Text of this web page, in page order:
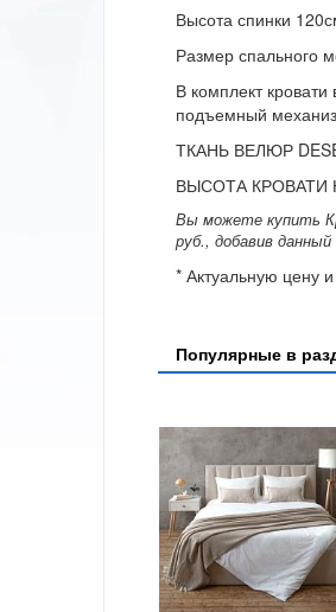
Высота спинки
Размер спального
В комплект
подъемный
ТКАНЬ ВЕЛЮР
ВЫСОТА КРОВАТИ
Вы можете купить
руб., добавив
* Актуальную цену
Популярные в